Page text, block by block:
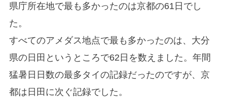
県庁所在地で最も多かったのは京都の61日でし
た。
すべてのアメダス地点で最も多かったのは、大分
県の日田というところで62日を数えました。年間
猛暑日日数の最多タイの記録だったのですが、京
都は日田に次ぐ記録でした。